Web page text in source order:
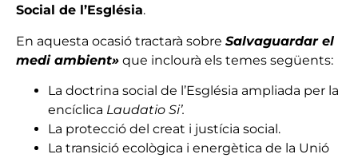
Social de l’Església.
En aquesta ocasió tractarà sobre Salvaguardar el
medi ambient» que inclourà els temes següents:
La doctrina social de l’Església ampliada per la
encíclica Laudatio Si’.
La protecció del creat i justícia social.
La transició ecològica i energètica de la Unió